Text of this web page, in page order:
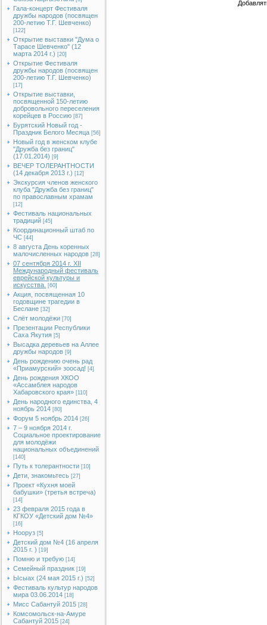
Гала-концерт Фестиваля
дружбы народов (посвящен
200-летию Т.Г. Шевченко)
[122]
Открытие выставки "Дума о
Тарасе Шевченко" (12
марта 2014 г.) [20]
Открытие Фестиваля
дружбы народов (посвящен
200-летию Т.Г. Шевченко)
[17]
Открытие выставки,
посвященной 150-летию
добровольного переселения
корейцев в Россию [87]
Бурятский Новый год -
Праздник Белого Месяца [56]
Новый год в женском клубе
"Дружба без границ"
(17.01.2014) [9]
ВЕЧЕР ТОЛЕРАНТНОСТИ
(14 декабря 2013 г.) [12]
Экскурсия членов женского
клуба "Дружба без границ"
по православным храмам
[12]
Фестиваль национальных
традиций [45]
Координационный штаб по
ЧС [44]
8 августа День коренных
малочисленных народов [28]
07 сентября 2014 г. XII
Международный фестиваль
еврейской культуры и
искусства.
[60]
Акция, посвященная 10
годовщине трагедии в
Беслане [32]
Слёт молодёжи [70]
Презентации Республики
Саха Якутия [5]
Высадка деревьев на Аллее
дружбы народов [9]
День рождению очень рад
«Приамурский» зоосад! [4]
День рождения ХКОО
«Ассамблея народов
Хабаровского края» [110]
День народного единства, 4
ноябрь 2014 [80]
Форум 5 ноябрь 2014 [26]
7 – 9 ноября 2014 г.
Социальное проектирование
для молодёжи
национальных объединений
[140]
Путь к толерантности [10]
Дети, знакомьтесь [27]
Проект «Кухня моей
бабушки» (третья встреча)
[14]
23 февраля 2015 года в
КГКОУ «Детский дом №4»
[16]
Нооруз [5]
Детский дом №4 (16 апреля
2015 г. ) [19]
Помню и требую [14]
Семейный праздник [19]
Ысыах (24 мая 2015 г.) [52]
Фестиваль культур народов
мира 03.06.2014 [18]
Мисс Сабантуй 2015 [28]
Комсомольск-на-Амуре
Сабантуй 2015 [24]